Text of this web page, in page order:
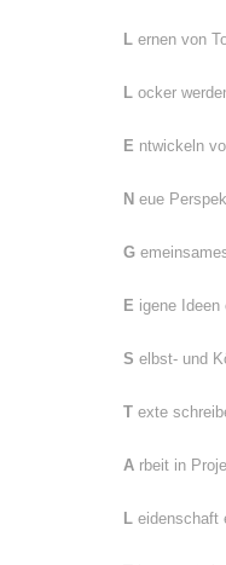
L ernen von
L ocker
E ntwickeln
N eue
G
E igene
S elbst- und
T exte
A rbeit in
L eidenschaft